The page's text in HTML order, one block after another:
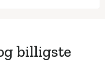
billigste